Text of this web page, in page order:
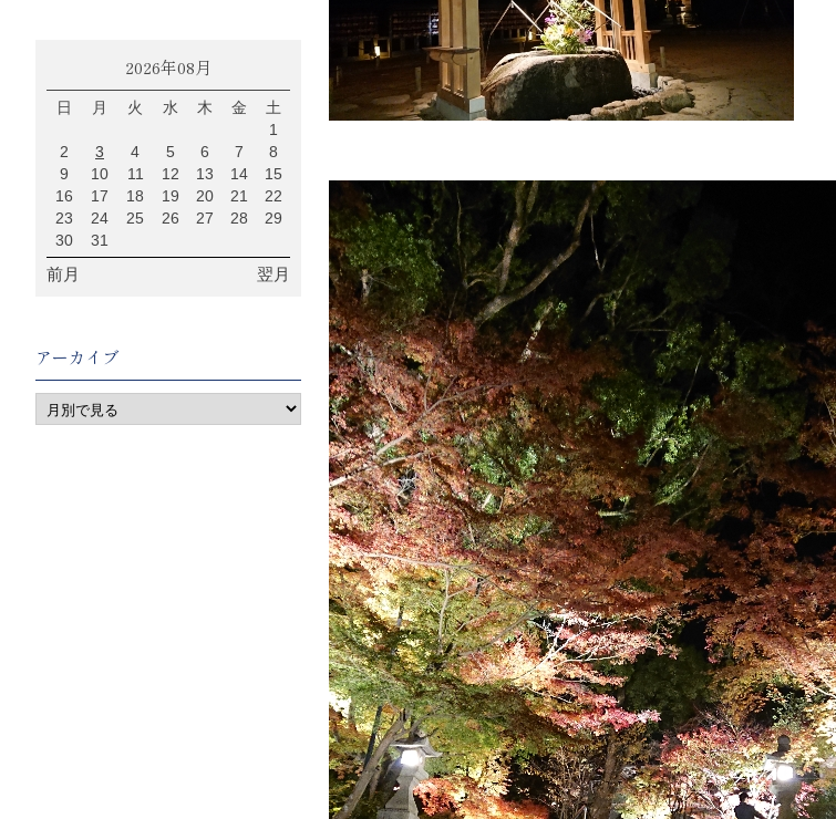
2026年08月
日 月 火 水 木 金
土
1
2
3 4 5 6 7
8
9
10 11 12 13 14
15
16
17 18 19 20 21
22
23
24 25 26 27 28
29
30
31
前月 翌月
アーカイブ